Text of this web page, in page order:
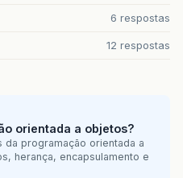
6 respostas
12 respostas
orientada a objetos?
programação orientada a
herança, encapsulamento e